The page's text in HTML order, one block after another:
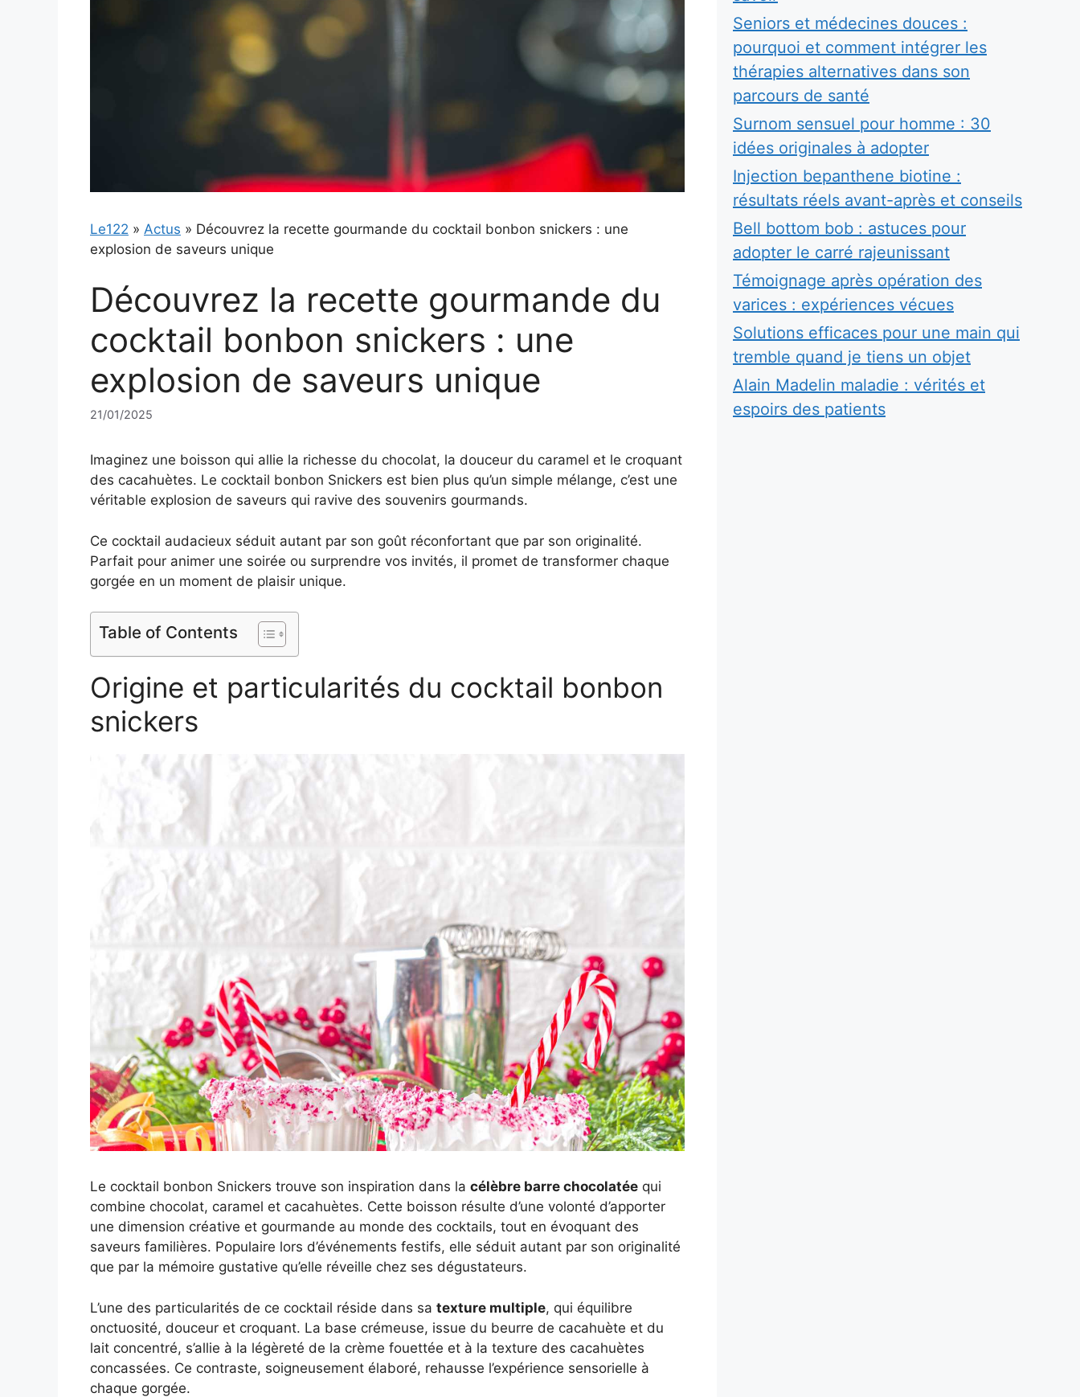
Le122 » Actus » Découvrez la recette gourmande du cocktail bonbon snickers : une
explosion de saveurs unique
Découvrez la recette gourmande du
cocktail bonbon snickers : une
explosion de saveurs unique
21/01/2025
Imaginez une boisson qui allie la richesse du chocolat, la douceur du caramel et le croquant
des cacahuètes. Le cocktail bonbon Snickers est bien plus qu’un simple mélange, c’est une
véritable explosion de saveurs qui ravive des souvenirs gourmands.
Ce cocktail audacieux séduit autant par son goût réconfortant que par son originalité.
Parfait pour animer une soirée ou surprendre vos invités, il promet de transformer chaque
gorgée en un moment de plaisir unique.
Table of Contents
Origine et particularités du cocktail bonbon
snickers
Le cocktail bonbon Snickers trouve son inspiration dans la célèbre barre chocolatée qui
combine chocolat, caramel et cacahuètes. Cette boisson résulte d’une volonté d’apporter
une dimension créative et gourmande au monde des cocktails, tout en évoquant des
saveurs familières. Populaire lors d’événements festifs, elle séduit autant par son originalité
que par la mémoire gustative qu’elle réveille chez ses dégustateurs.
L’une des particularités de ce cocktail réside dans sa texture multiple, qui équilibre
onctuosité, douceur et croquant. La base crémeuse, issue du beurre de cacahuète et du
lait concentré, s’allie à la légèreté de la crème fouettée et à la texture des cacahuètes
concassées. Ce contraste, soigneusement élaboré, rehausse l’expérience sensorielle à
chaque gorgée.
Seniors et médecines douces :
pourquoi et comment intégrer les
thérapies alternatives dans son
parcours de santé
Surnom sensuel pour homme : 30
idées originales à adopter
Injection bepanthene biotine :
résultats réels avant-après et conseils
Bell bottom bob : astuces pour
adopter le carré rajeunissant
Témoignage après opération des
varices : expériences vécues
Solutions efficaces pour une main qui
tremble quand je tiens un objet
Alain Madelin maladie : vérités et
espoirs des patients